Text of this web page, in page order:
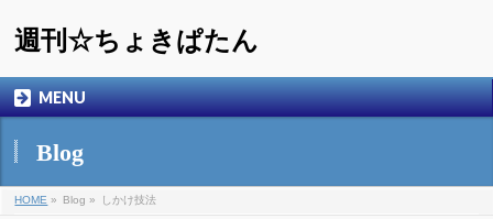
週刊☆ちょきぱたん
MENU
Blog
HOME » Blog » しかけ技法